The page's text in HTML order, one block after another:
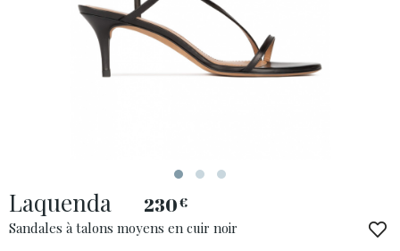
· SERVICE CLIENT
· EXPÉDITIONS
Laquenda 230€
Sandales à talons moyens en cuir noir